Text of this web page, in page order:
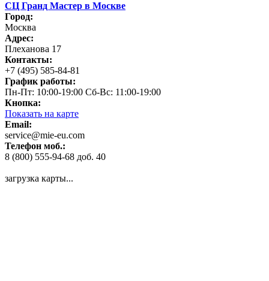
СЦ Гранд Мастер в Москве
Город:
Москва
Адрес:
Плеханова 17
Контакты:
+7 (495) 585-84-81
График работы:
Пн-Пт: 10:00-19:00 Сб-Вс: 11:00-19:00
Кнопка:
Показать на карте
Email:
service@mie-eu.com
Телефон моб.:
8 (800) 555-94-68 доб. 40
загрузка карты...